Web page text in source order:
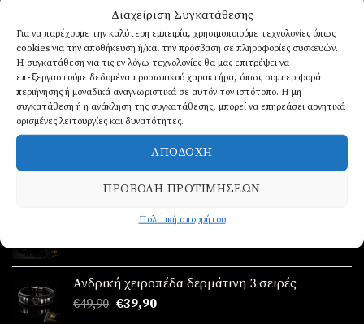
Διαχείριση Συγκατάθεσης
Για να παρέχουμε την καλύτερη εμπειρία, χρησιμοποιούμε τεχνολογίες όπως
cookies για την αποθήκευση ή/και την πρόσβαση σε πληροφορίες συσκευών.
Η συγκατάθεση για τις εν λόγω τεχνολογίες θα μας επιτρέψει να
επεξεργαστούμε δεδομένα προσωπικού χαρακτήρα, όπως συμπεριφορά
περιήγησης ή μοναδικά αναγνωριστικά σε αυτόν τον ιστότοπο. Η μη
συγκατάθεση ή η ανάκληση της συγκατάθεσης, μπορεί να επηρεάσει αρνητικά
ορισμένες λειτουργίες και δυνατότητες.
ΑΠΟΔΟΧΉ
ΠΡΟΒΟΛΉ ΠΡΟΤΙΜΉΣΕΩΝ
Πολιτική απορρήτου
ΝΈΑ ΠΑΡΑΛΑΒΉ!
Σετ γυναικείο απο ατσάλι ( ρολόι - βραχιόλι-
κολιέ-δαχτυλίδι (one size ) -σκουλαρίκια )
€89,90 Original
price
€89,90.
€ 69,90Η
τρέχουσα
τιμή
είναι:
€69,90.
Σετ γυναικείο απο ατσάλι ( ρολόι - βραχιόλι-
κολιέ-δαχτυλίδι (one size ) -σκουλαρίκια )
89,90 Original
was:
€69,90Η
τιμή
Ανδρικά δερμάτινα βραχιόλια 3 σειρές
Ανδρική χειροπέδα δερμάτινη 3 σειρές
€49,90 Original
€39,90Η